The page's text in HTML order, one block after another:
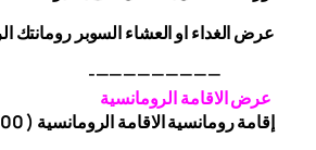
عرض الغداء او العشاء السوبر رومانتك
—————————-
عرض الاقامة الرومانسية
إقامة رومانسية الاقامة الرومانسية ( 2100 جنية) للزوجين